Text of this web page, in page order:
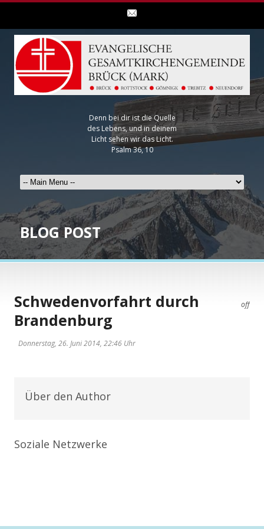
Denn bei dir ist die Quelle
des Lebens, und in deinem
Licht sehen wir das Licht.
Psalm 36, 10
BLOG POST
off
Schwedenvorfahrt durch
Brandenburg
Donnerstag, 26. Juni 2014, 22:46 Uhr
Über den Author
Soziale Netzwerke